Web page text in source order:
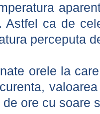
Astfel ca de
perceputa
orele la
ore cu soare